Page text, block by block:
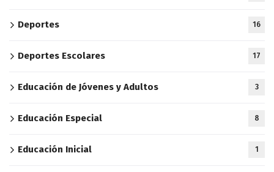
Deportes 16
Deportes Escolares 17
Educación de Jóvenes y Adultos 3
Educación Especial 8
Educación Inicial 1